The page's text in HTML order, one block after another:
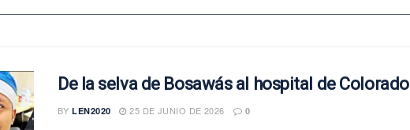
De la selva de Bosawás al hospital de Colorado
BY LEN2020 25 DE JUNIO DE 2026 0